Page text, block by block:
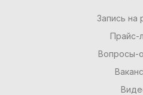
Запись на
Прайс-
Вопросы-